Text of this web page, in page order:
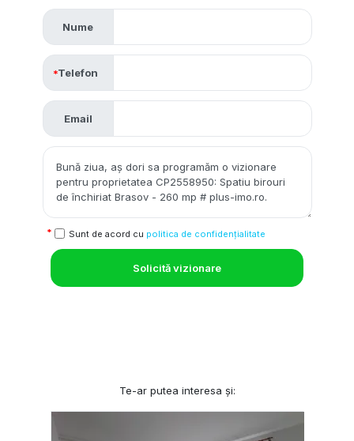
Nume
Telefon
Email
Sunt de acord cu politica de confidențialitate
Solicită vizionare
Te-ar putea interesa și: